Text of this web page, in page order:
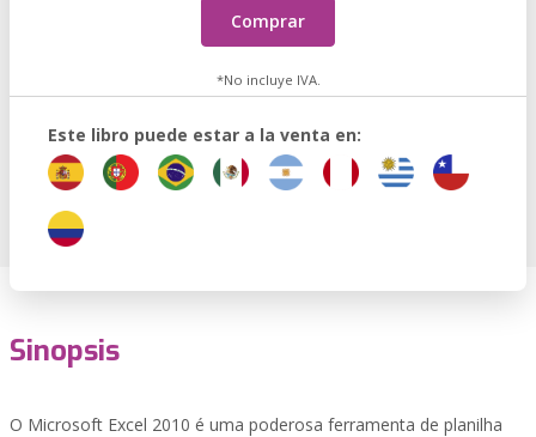
Comprar
*No incluye IVA.
Este libro puede estar a la venta en:
Sinopsis
O Microsoft Excel 2010 é uma poderosa ferramenta de planilha